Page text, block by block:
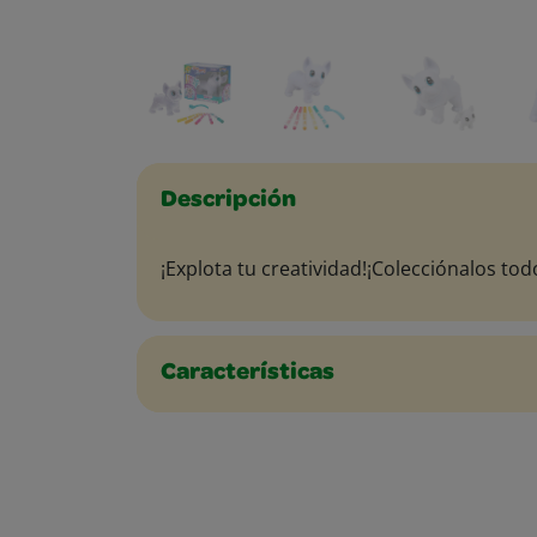
Descripción
¡Explota tu creatividad!​​¡Colecciónalos
Características